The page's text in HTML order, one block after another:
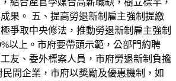
果。 五、提高勞退新制雇主強制提繳
爭取中央修法，推動勞退新制雇主強制
以上。市府要帶頭示範，公部門約聘
友、委外標案人員，市府勞退新制負擔
間企業，市府以獎勵及優惠機制，如